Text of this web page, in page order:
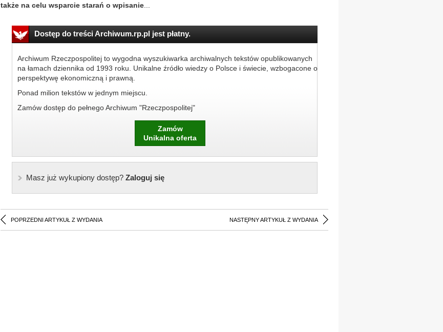
także na celu wsparcie starań o wpisanie
Dostęp do treści Archiwum.rp.pl jest płatny.
Archiwum Rzeczpospolitej to wygodna wyszukiwarka archiwalnych tekstów opublikowanych
na łamach dziennika od 1993 roku. Unikalne źródło wiedzy o Polsce i świecie, wzbogacone o
perspektywę ekonomiczną i prawną.
Ponad milion tekstów w jednym miejscu.
Zamów dostęp do pełnego Archiwum "Rzeczpospolitej"
Zamów
Unikalna oferta
Masz już wykupiony dostęp?Zaloguj się
POPRZEDNI ARTYKUŁ Z WYDANIA NASTĘPNY ARTYKUŁ Z WYDANIA